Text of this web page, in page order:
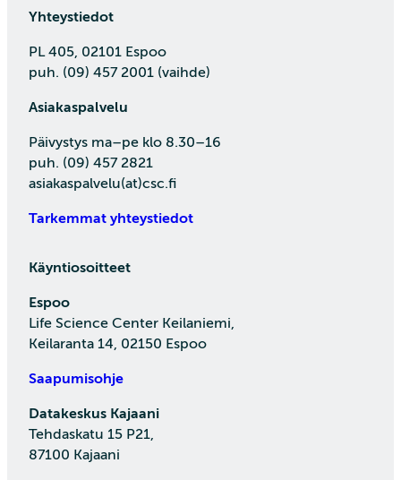
Yhteystiedot
PL 405, 02101 Espoo
puh. (09) 457 2001 (vaihde)
Asiakaspalvelu
Päivystys ma–pe klo 8.30–16
puh. (09) 457 2821
asiakaspalvelu(at)csc.fi
Tarkemmat yhteystiedot
Käyntiosoitteet
Espoo
Life Science Center Keilaniemi,
Keilaranta 14, 02150 Espoo
Saapumisohje
Datakeskus Kajaani
Tehdaskatu 15 P21,
87100 Kajaani